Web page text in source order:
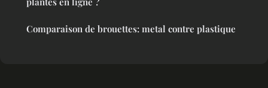
Comparaison de brouettes: metal contre plastique